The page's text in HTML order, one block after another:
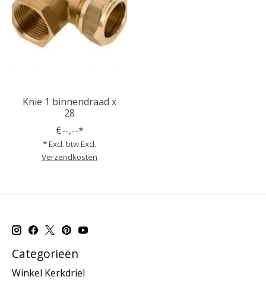
Knie 1 binnendraad x
28
€--,--*
* Excl. btw Excl.
Verzendkosten
Categorieën
Winkel Kerkdriel